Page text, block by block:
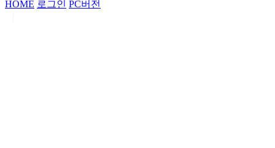
HOME 로그인 PC버전